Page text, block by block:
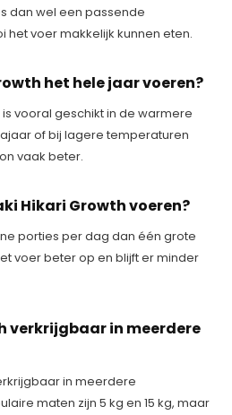
dan wel een passende
het voer makkelijk kunnen eten.
het hele jaar voeren?
vooral geschikt in de warmere
of bij lagere temperaturen
vaak beter.
Hikari Growth voeren?
porties per dag dan één grote
voer beter op en blijft er minder
verkrijgbaar in meerdere
in meerdere
maten zijn 5 kg en 15 kg, maar